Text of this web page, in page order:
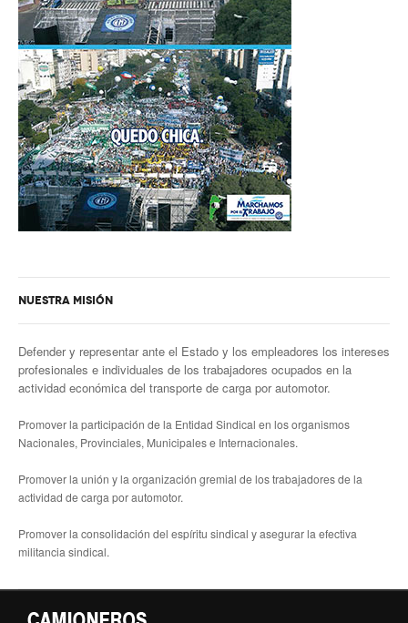
NUESTRA MISIÓN
Defender y representar ante el Estado y los empleadores los intereses
profesionales e individuales de los trabajadores ocupados en la
actividad económica del transporte de carga por automotor.
Promover la participación de la Entidad Sindical en los organismos
Nacionales, Provinciales, Municipales e Internacionales.
Promover la unión y la organización gremial de los trabajadores de la
actividad de carga por automotor.
Promover la consolidación del espíritu sindical y asegurar la efectiva
militancia sindical.